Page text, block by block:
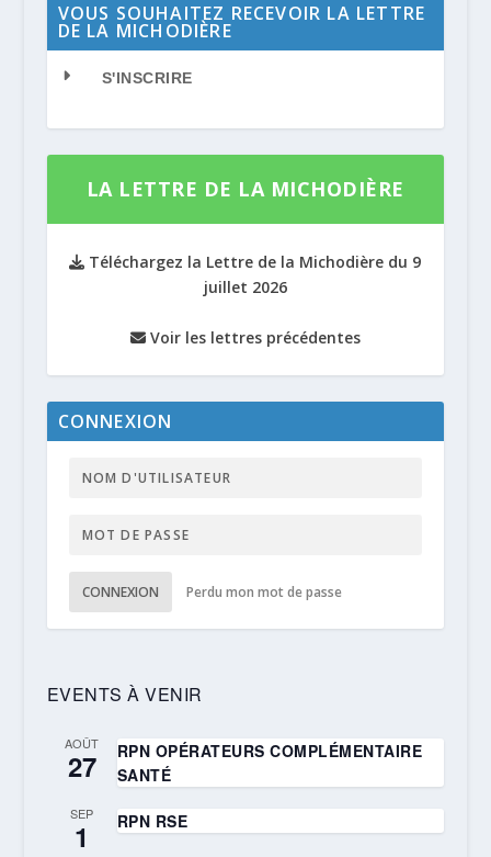
VOUS SOUHAITEZ RECEVOIR LA LETTRE
DE LA MICHODIÈRE
S'INSCRIRE
LA LETTRE DE LA MICHODIÈRE
Téléchargez la Lettre de la Michodière du 9
juillet 2026
Voir les lettres précédentes
CONNEXION
CONNEXION Perdu mon mot de passe
EVENTS À VENIR
AOÛT
27
RPN OPÉRATEURS COMPLÉMENTAIRE
SANTÉ
SEP
1 RPN RSE